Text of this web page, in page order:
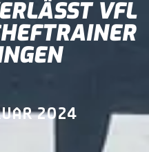
VFL
2024